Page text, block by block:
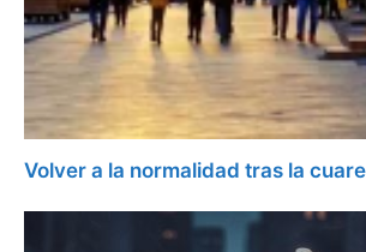
Volver a la normalidad tras la